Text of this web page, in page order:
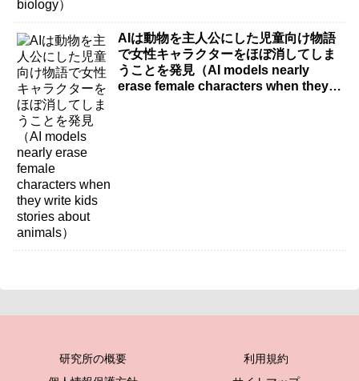
AIは動物を主人公にした児童向け物語
で女性キャラクターをほぼ消してしま
うことを発見（AI models nearly
erase female characters when they
研究所の概要
利用規約